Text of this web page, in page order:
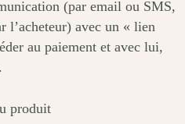
(par email ou SMS,
l’acheteur) avec un « lien
au paiement et avec lui,
produit